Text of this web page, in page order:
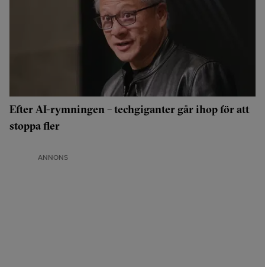
Efter AI-rymningen – techgiganter går ihop för att
stoppa fler
ANNONS